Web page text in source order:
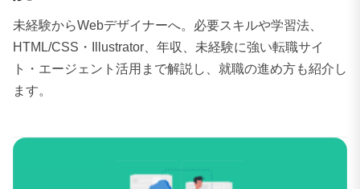
未経験からWebデザイナーへ。必要スキルや学習法、
HTML/CSS・Illustrator、年収、未経験に強い転職サイ
ト・エージェント活用まで解説し、就職の進め方も紹介し
ます。